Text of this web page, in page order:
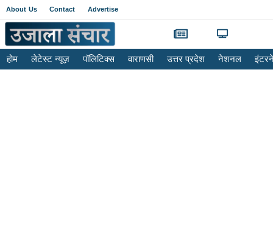
About Us Contact Advertise
होम लेटेस्ट न्यूज़ पॉलिटिक्स वाराणसी उत्तर प्रदेश नेशनल